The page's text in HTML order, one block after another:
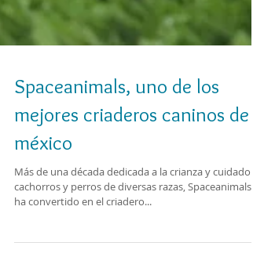
Spaceanimals, uno de los
mejores criaderos caninos de
méxico
Más de una década dedicada a la crianza y cuidado de